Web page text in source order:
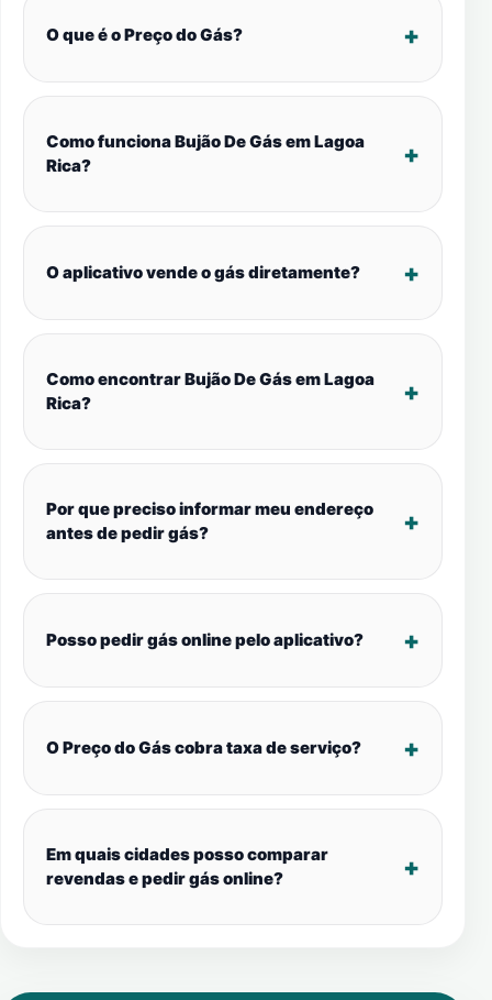
O que é o Preço do Gás?
Como funciona Bujão De Gás em Lagoa
Rica?
O aplicativo vende o gás diretamente?
Como encontrar Bujão De Gás em Lagoa
Rica?
Por que preciso informar meu endereço
antes de pedir gás?
Posso pedir gás online pelo aplicativo?
O Preço do Gás cobra taxa de serviço?
Em quais cidades posso comparar
revendas e pedir gás online?